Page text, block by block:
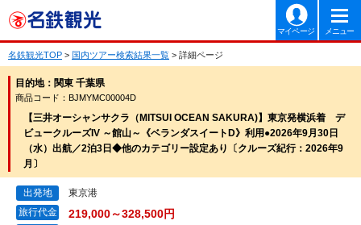
マイページ メニュー
名鉄観光TOP > 国内ツアー検索結果一覧 > 詳細ページ
目的地：関東 千葉県
商品コード：BJMYMC00004D
【三井オーシャンサクラ（MITSUI OCEAN SAKURA)】東京発横浜着 デ
ビュークルーズIV ～館山～《ベランダスイートD》利用●2026年9月30日
（水）出航／2泊3日◆他のカテゴリー設定あり〔クルーズ紀行：2026年9
月〕
出発地
東京港
旅行代金
219,000～328,500円